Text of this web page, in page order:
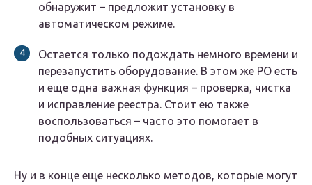
обнаружит – предложит установку в
автоматическом режиме.
Остается только подождать немного времени и
перезапустить оборудование. В этом же PO есть
и еще одна важная функция – проверка, чистка
и исправление реестра. Стоит ею также
воспользоваться – часто это помогает в
подобных ситуациях.
Ну и в конце еще несколько методов, которые могут